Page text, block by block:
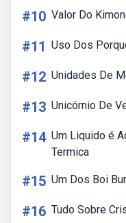
#10 Valor Do
#11 Uso Dos
#12 Unidades De
#13 Unicórnio De
#14 Um Liquido é
Termica
#15 Um Dos Boi
#16 Tudo Sobre